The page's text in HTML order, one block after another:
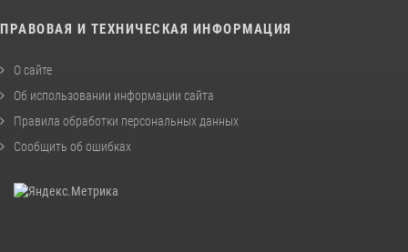
ПРАВОВАЯ И ТЕХНИЧЕСКАЯ ИНФОРМАЦИЯ
О сайте
Об использовании информации сайта
Правила обработки персональных данных
Сообщить об ошибках